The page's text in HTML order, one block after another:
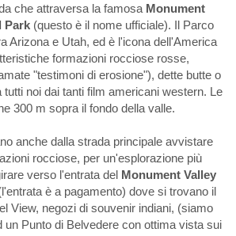
che attraversa la famosa Monument
Park(questo è il nome ufficiale). Il Parco
Arizona e Utah, ed è l'icona dell'America
formazioni rocciose rosse,
"testimoni di erosione"), dette butte o
noi dai tanti film americani western. Le
300 m sopra il fondo della valle.
anche dalla strada principale avvistare
rocciose, per un'esplorazione più
verso l'entrata del Monument Valley
è a pagamento) dove si trovano il
View, negozi di souvenir indiani, (siamo
un Punto di Belvedere con ottima vista sui